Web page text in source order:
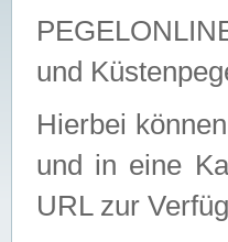
und
Hierbei
und in eine
URL zur